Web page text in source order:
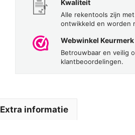
Kwaliteit
Alle rekentools zijn
ontwikkeld en worden
Webwinkel Keurmerk
Betrouwbaar en veilig
klantbeoordelingen.
Extra informatie